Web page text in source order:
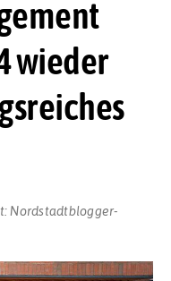
wieder
Nordstadtblogger-